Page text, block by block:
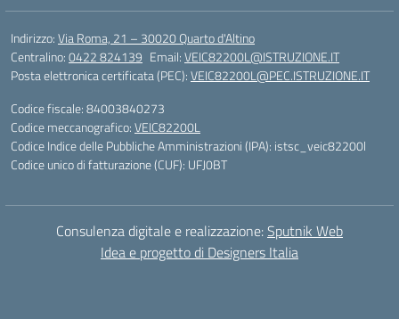
Indirizzo:Via Roma, 21 – 30020 Quarto d'Altino
Centralino:0422 824139 Email:VEIC82200L@ISTRUZIONE.IT
Posta elettronica certificata (PEC):VEIC82200L@PEC.ISTRUZIONE.IT
Codice fiscale: 84003840273
Codice meccanografico:VEIC82200L
Codice Indice delle Pubbliche Amministrazioni (IPA): istsc_veic82200l
Codice unico di fatturazione (CUF): UFJ0BT
Consulenza digitale e realizzazione:Sputnik Web
Idea e progetto di Designers Italia